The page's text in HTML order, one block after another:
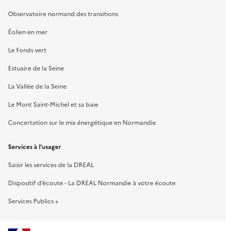
Observatoire normand des transitions
Éolien en mer
Le Fonds vert
Estuaire de la Seine
La Vallée de la Seine
Le Mont Saint-Michel et sa baie
Concertation sur le mix énergétique en Normandie
Services à l’usager
Saisir les services de la DREAL
Dispositif d’écoute - La DREAL Normandie à votre écoute
Services Publics +